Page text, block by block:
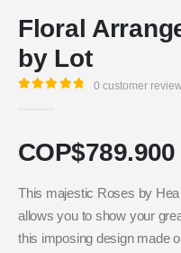
Floral
by Lot
0 customer
COP$789.900
This majestic Roses by
allows you to show your
this imposing design made